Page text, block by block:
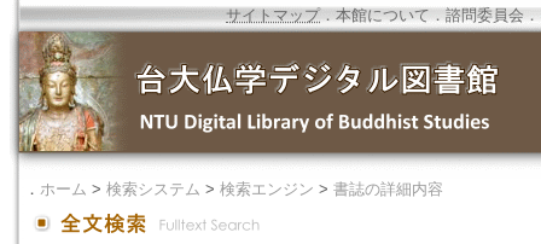
サイトマップ．本館について ． 諮問委員会 ．
． ホーム > 検索システム > 検索エンジン > 書誌の詳細内容